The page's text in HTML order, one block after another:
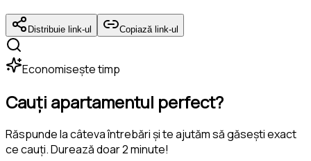
Distribuie link-ul Copiază link-ul
Economisește timp
Cauți apartamentul perfect?
Răspunde la câteva întrebări și te ajutăm să găsești exact
ce cauți. Durează doar 2 minute!